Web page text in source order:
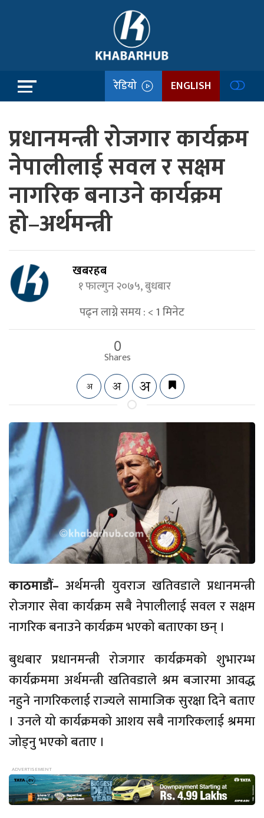
रेडियो ENGLISH
प्रधानमन्त्री रोजगार कार्यक्रम
नेपालीलाई सवल र सक्षम
नागरिक बनाउने कार्यक्रम
हो–अर्थमन्त्री
खबरहब
१ फाल्गुन २०७५, बुधबार
पढ्न लाग्ने समय :< 1मिनेट
0
Shares
काठमाडौं– अर्थमन्त्री युवराज खतिवडाले प्रधानमन्त्री
रोजगार सेवा कार्यक्रम सबै नेपालीलाई सवल र सक्षम
नागरिक बनाउने कार्यक्रम भएको बताएका छन् ।
बुधबार प्रधानमन्त्री रोजगार कार्यक्रमको शुभारम्भ
कार्यक्रममा अर्थमन्त्री खतिवडाले श्रम बजारमा आवद्ध
नहुने नागरिकलाई राज्यले सामाजिक सुरक्षा दिने बताए
। उनले यो कार्यक्रमको आशय सबै नागरिकलाई श्रममा
जोड्नु भएको बताए ।